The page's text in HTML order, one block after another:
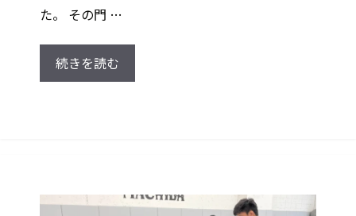
た。 その門 …
続きを読む